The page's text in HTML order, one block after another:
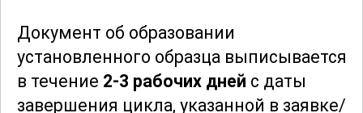
Программа курса способствует
развитию критического мышления и
Документ об образовании
установленного образца выписывается
в течение 2-3 рабочих дней с даты
завершения цикла, указанной в заявке/